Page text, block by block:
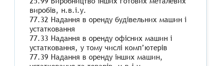
виробів, н.в.і.у.
77.32 Надання в оренду будівельних машин і
устатковання
77.33 Надання в оренду офісних машин і
устатковання, у тому числі комп’ютерів
77.39 Надання в оренду інших машин,